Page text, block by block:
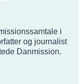
i
og journalist
Danmission.